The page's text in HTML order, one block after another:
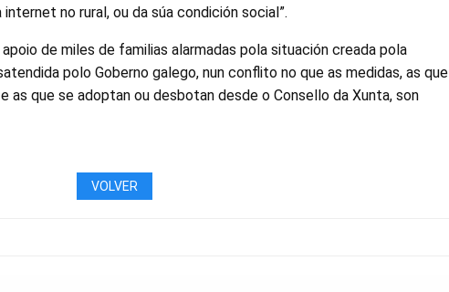
no rural, ou da súa condición social”.
de miles de familias alarmadas pola situación creada pola
polo Goberno galego, nun conflito no que as medidas, as que
as que se adoptan ou desbotan desde o Consello da Xunta, son
VOLVER